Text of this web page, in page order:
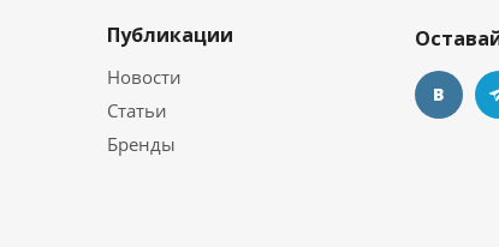
Публикации
Новости
Статьи
Бренды